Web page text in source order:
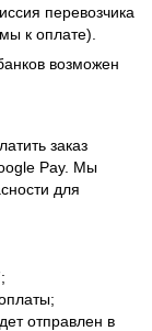
перевозчика
к оплате).
возможен
заказ
Pay. Мы
для
отправлен в